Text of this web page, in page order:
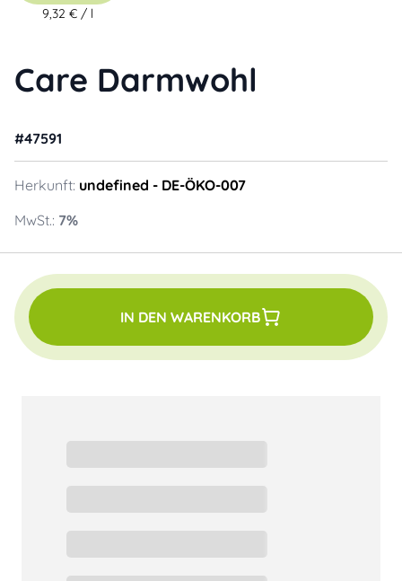
Care Darmwohl
#47591
Herkunft: undefined - DE-ÖKO-007
MwSt.: 7%
9,32 €/ l
IN DEN WARENKORB